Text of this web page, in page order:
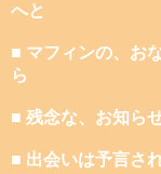
へと
■ マフィンの、お
ら
■ 残念な、お知ら
■ 出会いは予言さ